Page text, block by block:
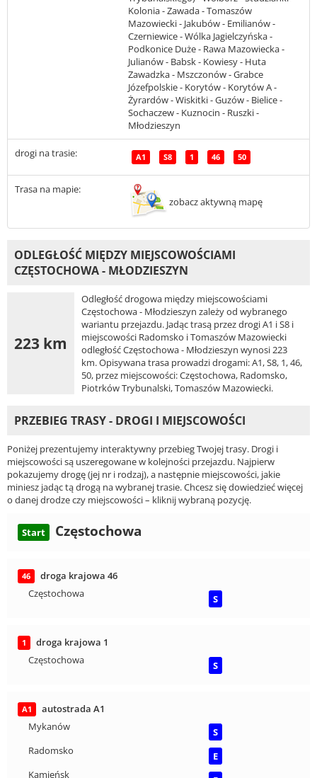
Kolonia - Zawada - Tomaszów
Mazowiecki - Jakubów - Emilianów -
Czerniewice - Wólka Jagielczyńska -
Podkonice Duże - Rawa Mazowiecka -
Julianów - Babsk - Kowiesy - Huta
Zawadzka - Mszczonów - Grabce
Józefpolskie - Korytów - Korytów A -
Żyrardów - Wiskitki - Guzów - Bielice -
Sochaczew - Kuznocin - Ruszki -
Młodzieszyn
drogi na trasie: A1 S8 1 46 50
Trasa na mapie:
zobacz aktywną mapę
ODLEGŁOŚĆ MIĘDZY MIEJSCOWOŚCIAMI
CZĘSTOCHOWA - MŁODZIESZYN
223 km
Odległość drogowa między miejscowościami
Częstochowa - Młodzieszyn zależy od wybranego
wariantu przejazdu. Jadąc trasą przez drogi A1 i S8 i
miejscowości Radomsko i Tomaszów Mazowiecki
odległość Częstochowa - Młodzieszyn wynosi 223
km. Opisywana trasa prowadzi drogami: A1, S8, 1, 46,
50, przez miejscowości: Częstochowa, Radomsko,
Piotrków Trybunalski, Tomaszów Mazowiecki.
PRZEBIEG TRASY - DROGI I MIEJSCOWOŚCI
Poniżej prezentujemy interaktywny przebieg Twojej trasy. Drogi i
miejscowości są uszeregowane w kolejności przejazdu. Najpierw
pokazujemy drogę (jej nr i rodzaj), a następnie miejscowości, jakie
miniesz jadąc tą drogą na wybranej trasie. Chcesz się dowiedzieć więcej
o danej drodze czy miejscowości – kliknij wybraną pozycję.
Start Częstochowa
46
droga krajowa 46
Częstochowa
S
1
droga krajowa 1
Częstochowa
S
A1
autostrada A1
Mykanów
S
Radomsko
E
Kamieńsk